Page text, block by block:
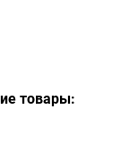
товары: